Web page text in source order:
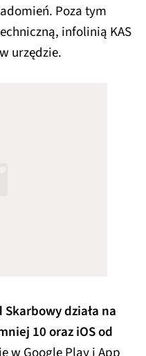
Poza tym
infolinią KAS
urzędzie.
działa na
10 oraz iOS od
w Google Play i App